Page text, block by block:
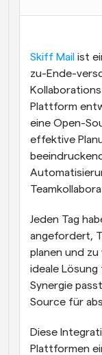
Bleiben Sie
Sofortige
Treffen Sie
Nahtlos
Webhooks
Erhalten
passiert
Skiff Mail ist
zu-Ende-
Plattform
eine Open-
effektive
Jeden Tag
angefordert,
planen und
ideale
Synergie
Source für
Diese
Plattformen